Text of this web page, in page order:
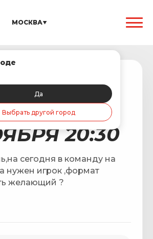
МОСКВА
Да
Выбрать другой город
ИГРА
20:30
сегодня в команду на
нужен игрок ,формат
желающий ?